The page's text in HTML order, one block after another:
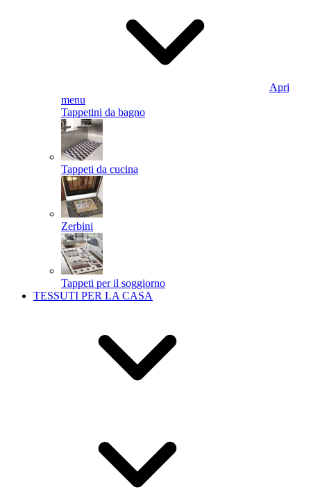
Apri
menu
Tappetini da bagno
Tappeti da cucina
Zerbini
Tappeti per il soggiorno
TESSUTI PER LA CASA